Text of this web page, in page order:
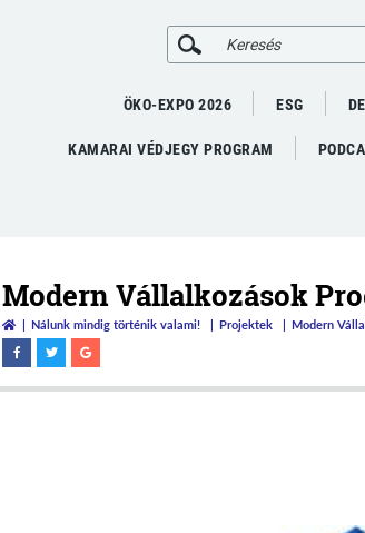
ÖKO-EXPO 2026 ESG
KAMARAI VÉDJEGY PROGRAM
Modern Vállalkozások
Nálunk mindig történik valami! Projektek Modern